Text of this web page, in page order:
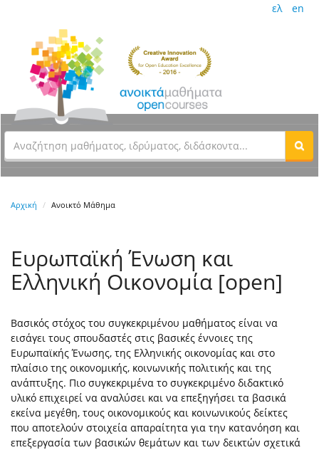
ελ en
Αρχική Ανοικτό Μάθημα
Ευρωπαϊκή Ένωση και
Ελληνική Οικονομία [open]
Βασικός στόχος του συγκεκριμένου μαθήματος είναι να
εισάγει τους σπουδαστές στις βασικές έννοιες της
Ευρωπαϊκής Ένωσης, της Ελληνικής οικονομίας και στο
πλαίσιο της οικονομικής, κοινωνικής πολιτικής και της
ανάπτυξης. Πιο συγκεκριμένα το συγκεκριμένο διδακτικό
υλικό επιχειρεί να αναλύσει και να επεξηγήσει τα βασικά
εκείνα μεγέθη, τους οικονομικούς και κοινωνικούς δείκτες
που αποτελούν στοιχεία απαραίτητα για την κατανόηση και
επεξεργασία των βασικών θεμάτων και των δεικτών σχετικά